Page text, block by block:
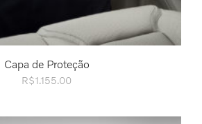
Capa de Proteção
R$1.155.00